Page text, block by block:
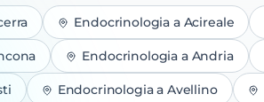
Endocrinologia a Acireale
Endocrinologia a Andria
Endocrinologiaa Avellino